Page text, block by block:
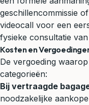
geschillencommissie
videocall voor een
fysieke consultatie
Kosten en
De vergoeding
categorieën:
Bij vertraagde
noodzakelijke